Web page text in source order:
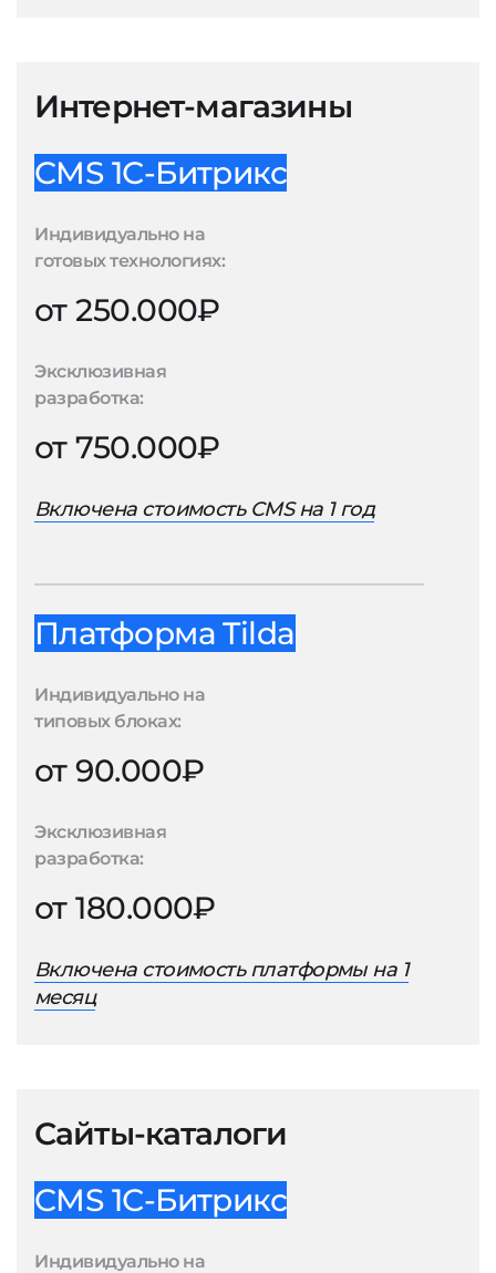
Интернет-магазины
CMS 1С-Битрикс
Индивидуально на
готовых технологиях:
от 250.000₽
Эксклюзивная
разработка:
от 750.000₽
Включена стоимость CMS на 1 год
Платформа Tilda
Индивидуально на
типовых блоках:
от 90.000₽
Эксклюзивная
разработка:
от 180.000₽
Включена стоимость платформы на 1
месяц
Сайты-каталоги
CMS 1С-Битрикс
Индивидуально на